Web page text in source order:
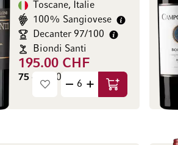
Toscane, Italie
100% Sangiovese
Decanter 97/100
Biondi Santi
195.00 CHF
75 cl (260.00 CHF / l)
Ajouter au panier